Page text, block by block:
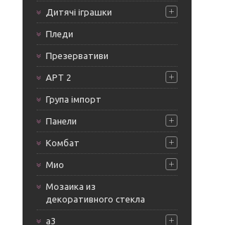
Дитячі іграшки
Пледи
Презервативи
АРТ 2
Група імпорт
Панели
Комбат
Мио
Мозаика из
декоративного стекла
а3